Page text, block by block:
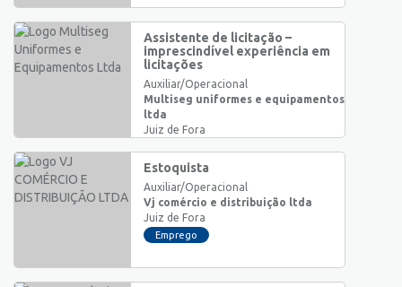
Assistente de licitação –
imprescindível experiência em
licitações
Auxiliar/Operacional
Multiseg uniformes e equipamentos
ltda
Juiz de Fora
Estoquista
Auxiliar/Operacional
Vj comércio e distribuição ltda
Juiz de Fora
Emprego